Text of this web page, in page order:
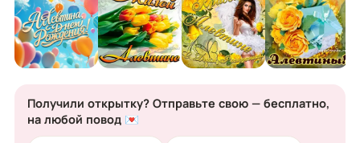
Получили открытку? Отправьте свою — бесплатно,
на любой повод 💌